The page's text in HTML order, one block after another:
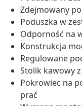
Zdejmowany
Poduszka w
Odporność na
Konstrukcja
Regulowane
Stolik kawowy
Pokrowiec na
prać